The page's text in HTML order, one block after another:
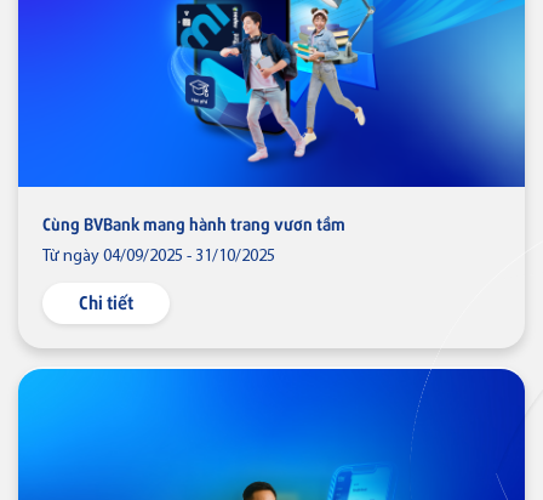
Cùng BVBank mang hành trang vươn tầm
Từ ngày 04/09/2025 - 31/10/2025
Chi tiết